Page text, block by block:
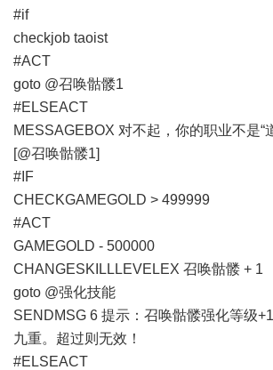
#if
checkjob taoist
#ACT
goto @召唤骷髅1
#ELSEACT
MESSAGEBOX 对不起，你的职业不是“
[@召唤骷髅1]
#IF
CHECKGAMEGOLD > 499999
#ACT
GAMEGOLD - 500000
CHANGESKILLLEVELEX 召唤骷髅 + 1
goto @强化技能
SENDMSG 6 提示：召唤骷髅强化等级
九重。超过则无效！
#ELSEACT